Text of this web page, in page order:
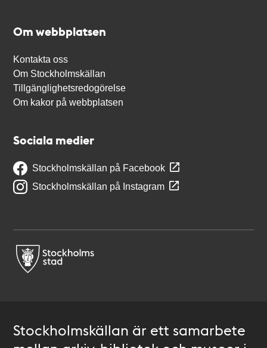
Om webbplatsen
Kontakta oss
Om Stockholmskällan
Tillgänglighetsredogörelse
Om kakor på webbplatsen
Sociala medier
Stockholmskällan på Facebook
Stockholmskällan på Instagram
Stockholmskällan är ett samarbete